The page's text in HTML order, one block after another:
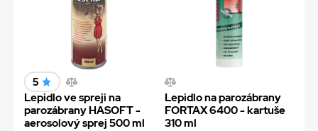
5
Lepidlo ve spreji na
parozábrany HASOFT -
aerosolový sprej 500 ml
Lepidlo na parozábrany
FORTAX 6400 - kartuše
310 ml